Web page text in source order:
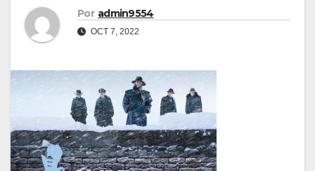
Por admin9554
OCT 7, 2022